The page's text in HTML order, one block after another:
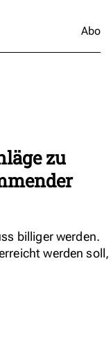
Abo
zu
billiger werden.
werden soll,